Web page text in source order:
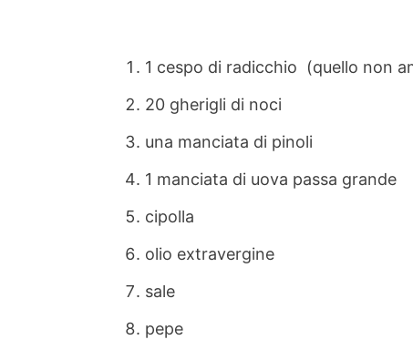
1 cespo di radicchio (quello non
20 gherigli di noci
una manciata di pinoli
1 manciata di uova passa grande
cipolla
olio extravergine
sale
pepe